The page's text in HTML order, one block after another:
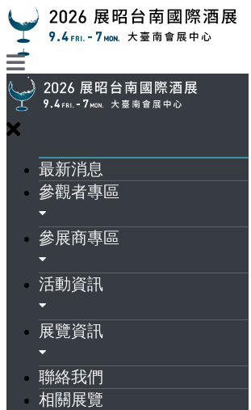
最新消息
參觀者專區
參展商專區
活動資訊
展覽資訊
聯絡我們
相關展覽